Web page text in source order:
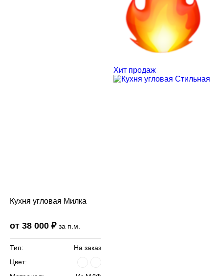
Кухня угловая Милка
от 38 000 ₽ за п.м.
Тип:
На заказ
Цвет:
Хит продаж